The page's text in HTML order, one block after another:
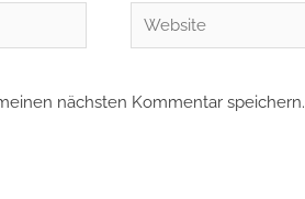
Website
nächsten Kommentar speichern.